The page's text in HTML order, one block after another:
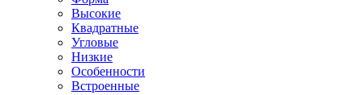
Высокие
Квадратные
Угловые
Низкие
Особенности
Встроенные